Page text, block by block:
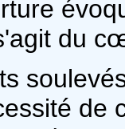
du
de